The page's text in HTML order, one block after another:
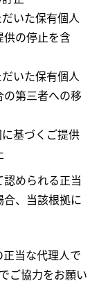
いた保有個人
供の停止を含
いた保有個人
第三者への移
基づくご提供
められる正当
、当該根拠に
当な代理人で
ご協力をお願い